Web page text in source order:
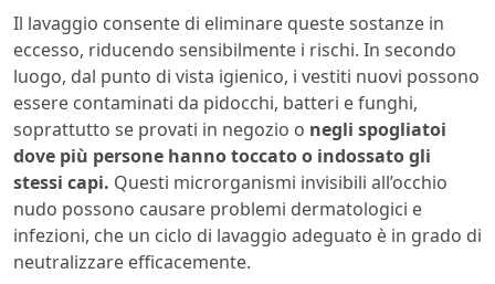
Il lavaggio consente di eliminare queste sostanze in
eccesso, riducendo sensibilmente i rischi. In secondo
luogo, dal punto di vista igienico, i vestiti nuovi possono
essere contaminati da pidocchi, batteri e funghi,
soprattutto se provati in negozio o negli spogliatoi
dove più persone hanno toccato o indossato gli
stessi capi. Questi microrganismi invisibili all’occhio
nudo possono causare problemi dermatologici e
infezioni, che un ciclo di lavaggio adeguato è in grado di
neutralizzare efficacemente.